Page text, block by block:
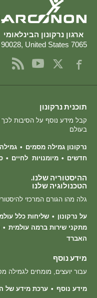
ארגון נרקונון הבינלאומי
7065 Hollywood Blvd.
90028, United States
תוכנית נרקונון
קבל מידע נוסף על הסיבות לכך
בעולם
נרקונון גמילה מסמים
חדשים
מיומנויות לחיים
ההיסטוריה שלנו.
הטכנולוגיה שלנו
גלה מהו הגורם המרכזי
על נרקונון שליחות כלל
מתקני שירות ברמה עולמית
האברד
מידע נוסף
עבור יועצים, מומחים לגמילה
מידע נוסף ערכת מידע של